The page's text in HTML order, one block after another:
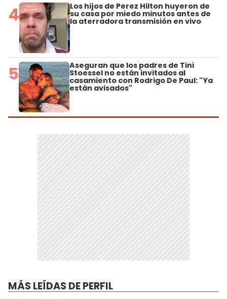
4 Los hijos de Perez Hilton huyeron de
su casa por miedo minutos antes de
la aterradora transmisión en vivo
5 Aseguran que los padres de Tini
Stoessel no están invitados al
casamiento con Rodrigo De Paul: "Ya
están avisados"
MÁS LEÍDAS DE PERFIL